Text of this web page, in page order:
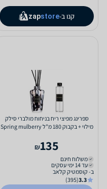
קנו ב- zapstore
ספרינג מפיצי ריח בניחוח מולברי סילק
מילוי + בקבוק 180 מ"ל Spring mulberry
135
₪
משלוח חינם
עד 14 ימי עסקים
ב- קוסמטיק קלאב
3.3
(395)